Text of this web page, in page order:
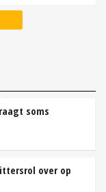
soms
over op